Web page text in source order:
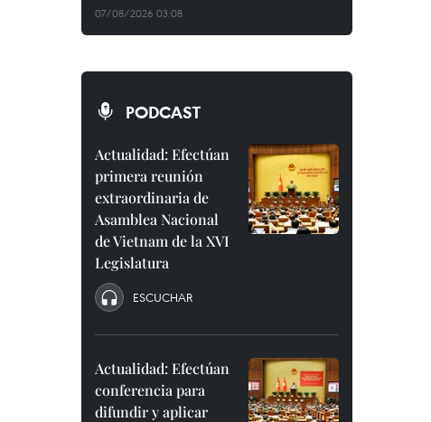
07/08/2026 03:08
PODCAST
Actualidad: Efectúan
primera reunión
extraordinaria de
Asamblea Nacional
de Vietnam de la XVI
Legislatura
ESCUCHAR
Actualidad: Efectúan
conferencia para
difundir y aplicar